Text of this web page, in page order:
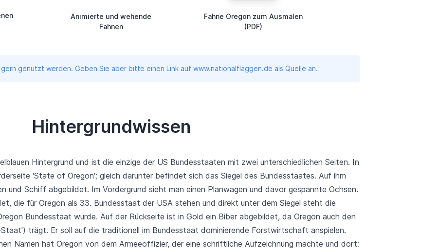
Animierte und wehende
Fahnen
Fahne Oregon zum Ausmalen
(PDF)
genutzt werden. Geben Sie aber bitte einen Link auf www.nationalflaggen.de als Quelle an.
Hintergrundwissen
Hintergrund und ist die einzige der US Bundesstaaten mit zwei unterschiedlichen Seiten. In
'State of Oregon'; gleich darunter befindet sich das Siegel des Bundesstaates. Auf ihm
und Schiff abgebildet. Im Vordergrund sieht man einen Planwagen und davor gespannte Ochsen.
die für Oregon als 33. Bundesstaat der USA stehen und direkt unter dem Siegel steht die
Bundesstaat wurde. Auf der Rückseite ist in Gold ein Biber abgebildet, da Oregon auch den
trägt. Er soll auf die traditionell im Bundesstaat dominierende Forstwirtschaft anspielen.
Namen hat Oregon von dem Armeeoffizier, der eine schriftliche Aufzeichnung machte und dort: